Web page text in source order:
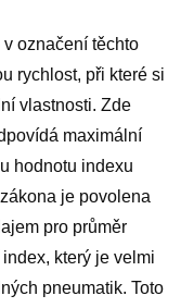
označení těchto
rychlost, při které si
vlastnosti. Zde
maximální
hodnotu indexu
je povolena
pro průměr
který je velmi
pneumatik. Toto